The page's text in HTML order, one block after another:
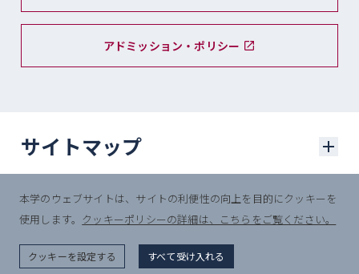
アドミッション・ポリシー
サイトマップ
学部入試
学部入試に関するニュース
本学のウェブサイトは、サイトの利便性の向上を目的にクッキーを
使用します。 クッキーポリシーの詳細は、こちらをご覧ください。
クッキーを設定する すべて受け入れる